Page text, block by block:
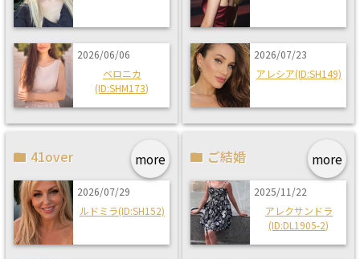
2026/06/06
ベロニカ
(ID:SHM173)
2026/07/23
アレシア(ID:SH149)
more
41over
2026/07/29
ルドミラ(ID:SH152)
more
ご結婚
2025/11/22
アレクサンドラ
(ID:DL1905-2)